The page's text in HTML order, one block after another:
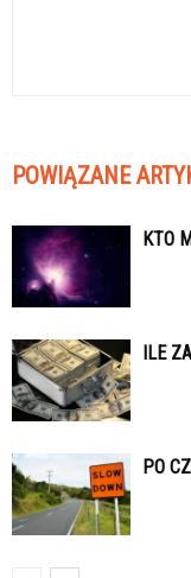
POWIĄZANE
KTO
ILE
PO